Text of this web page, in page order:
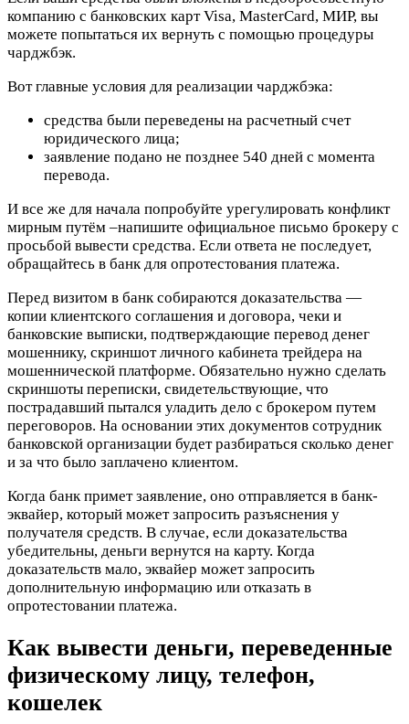
компанию с банковских карт Visa, MasterCard, МИР, вы
можете попытаться их вернуть с помощью процедуры
чарджбэк.
Вот главные условия для реализации чарджбэка:
средства были переведены на расчетный счет
юридического лица;
заявление подано не позднее 540 дней с момента
перевода.
И все же для начала попробуйте урегулировать конфликт
мирным путём –напишите официальное письмо брокеру с
просьбой вывести средства. Если ответа не последует,
обращайтесь в банк для опротестования платежа.
Перед визитом в банк собираются доказательства —
копии клиентского соглашения и договора, чеки и
банковские выписки, подтверждающие перевод денег
мошеннику, скриншот личного кабинета трейдера на
мошеннической платформе. Обязательно нужно сделать
скриншоты переписки, свидетельствующие, что
пострадавший пытался уладить дело с брокером путем
переговоров. На основании этих документов сотрудник
банковской организации будет разбираться сколько денег
и за что было заплачено клиентом.
Когда банк примет заявление, оно отправляется в банк-
эквайер, который может запросить разъяснения у
получателя средств. В случае, если доказательства
убедительны, деньги вернутся на карту. Когда
доказательств мало, эквайер может запросить
дополнительную информацию или отказать в
опротестовании платежа.
Как вывести деньги, переведенные
физическому лицу, телефон,
кошелек